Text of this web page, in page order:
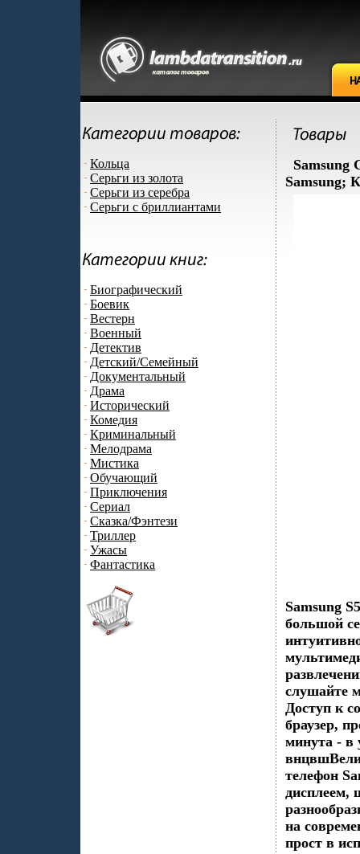
Кольца
Серьги из золота
Серьги из серебра
Серьги с бриллиантами
Биографический
Боевик
Вестерн
Военный
Детектив
Детский/Семейный
Документальный
Драма
Исторический
Комедия
Криминальный
Мелодрама
Мистика
Обучающий
Приключения
Сериал
Сказка/Фэнтези
Триллер
Ужасы
Фантастика
Samsung
Samsung;
Samsung
большой
слушайте
Доступ к
браузер,
минута - в
телефон
дисплеем,
на
прост в